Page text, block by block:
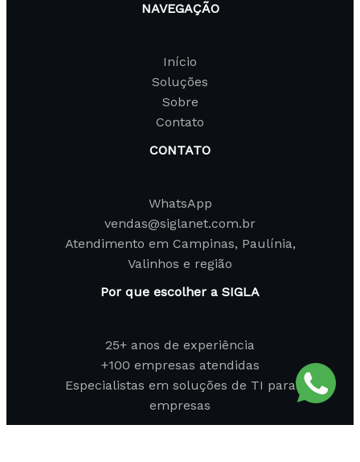
NAVEGAÇÃO
Início
Soluções
Sobre
Contato
CONTATO
WhatsApp
vendas@siglanet.com.br
Atendimento em Campinas, Paulínia,
Valinhos e região
Por que escolher a SIGLA
25+ anos de experiência
+100 empresas atendidas
Especialistas em soluções de TI para
empresas